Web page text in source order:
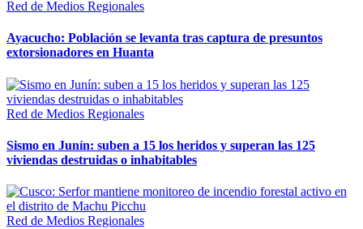
Red de Medios Regionales
Ayacucho: Población se levanta tras captura de presuntos
extorsionadores en Huanta
Red de Medios Regionales
Sismo en Junín: suben a 15 los heridos y superan las 125
viviendas destruidas o inhabitables
Red de Medios Regionales